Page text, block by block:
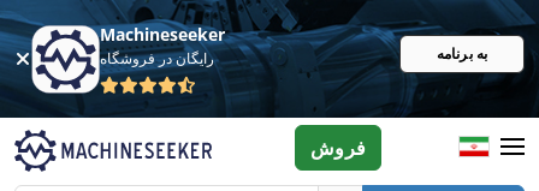
Machineseeker
رایگان در فروشگاه به برنامه
فروش